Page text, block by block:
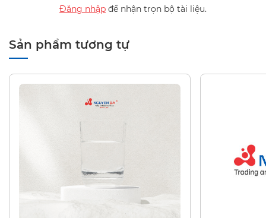
Đăng nhập để nhận trọn bộ tài liệu.
Sản phẩm tương tự